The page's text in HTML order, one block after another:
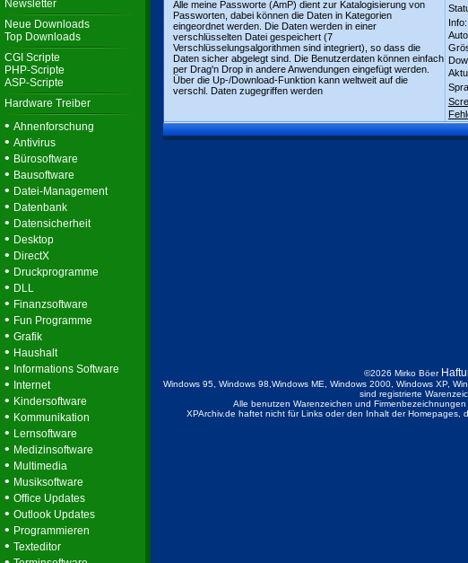
Newsletter
Neue Downloads
Top Downloads
CGI Scripte
PHP-Scripte
ASP-Scripte
Hardware Treiber
• Ahnenforschung
• Antivirus
• Bürosoftware
• Bausoftware
• Datei-Management
• Datenbank
• Datensicherheit
• Desktop
• DirectX
• Druckprogramme
• DLL
• Finanzsoftware
• Fun Programme
• Grafik
• Haushalt
• Informations Software
• Internet
• Kindersoftware
• Kommunikation
• Lernsoftware
• Medizinsoftware
• Multimedia
• Musiksoftware
• Office Updates
• Outlook Updates
• Programmieren
• Texteditor
Alle meine Passworte (AmP) dient zur Katalogisierung von
Passworten, dabei können die Daten in Kategorien
eingeordnet werden. Die Daten werden in einer
verschlüsselten Datei gespeichert (7
Verschlüsselungsalgorithmen sind integriert), so dass die
Daten sicher abgelegt sind. Die Benutzerdaten können einfach
per Drag'n Drop in andere Anwendungen eingefügt werden.
Über die Up-/Download-Funktion kann weltweit auf die
verschl. Daten zugegriffen werden
Info:
©2026 Mirko Böer
Windows 95, Windows 98,Windows ME, Windows 2000, Windows XP,
sind registrierte
Alle benutzen Warenzeichen und
XPArchiv.de haftet nicht für Links oder den Inhalt der Homepages,